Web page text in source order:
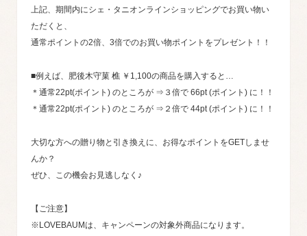
上記、期間内にシェ・タニオンラインショッピングでお買い物い
ただくと、
通常ポイントの2倍、3倍でのお買い物ポイントをプレゼント！！
■例えば、肥後木守菓 樵 ￥1,100の商品を購入すると…
＊通常22pt(ポイント) のところが ⇒３倍で 66pt (ポイント) に！！
＊通常22pt(ポイント) のところが ⇒２倍で 44pt (ポイント) に！！
大切な方への贈り物と引き換えに、お得なポイントをGETしませ
んか？
ぜひ、この機会お見逃しなく♪
【ご注意】
※LOVEBAUMは、キャンペーンの対象外商品になります。